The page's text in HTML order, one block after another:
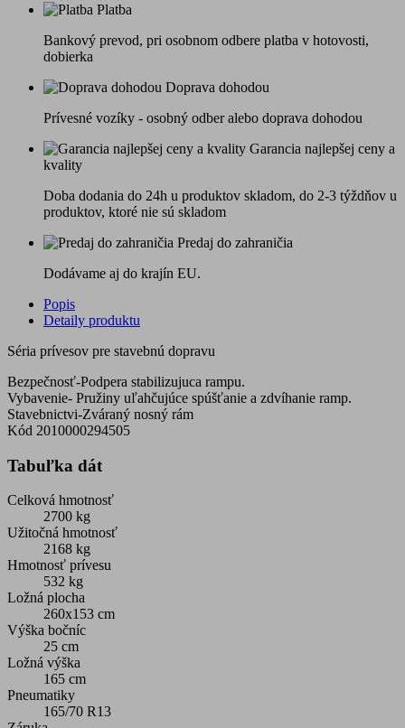
Platba
Bankový prevod, pri osobnom odbere platba v hotovosti,
dobierka
Doprava dohodou
Prívesné vozíky - osobný odber alebo doprava dohodou
Garancia najlepšej ceny a
kvality
Doba dodania do 24h u produktov skladom, do 2-3 týždňov u
produktov, ktoré nie sú skladom
Predaj do zahraničia
Dodávame aj do krajín EU.
Popis
Detaily produktu
Séria prívesov pre stavebnú dopravu
Bezpečnosť-Podpera stabilizujuca rampu.
Vybavenie- Pružiny uľahčujúce spúšťanie a zdvíhanie ramp.
Stavebnictvi-Zváraný nosný rám
Kód 2010000294505
Tabuľka dát
Celková hmotnosť
2700 kg
Užitočná hmotnosť
2168 kg
Hmotnosť prívesu
532 kg
Ložná plocha
260x153 cm
Výška bočníc
25 cm
Ložná výška
165 cm
Pneumatiky
165/70 R13